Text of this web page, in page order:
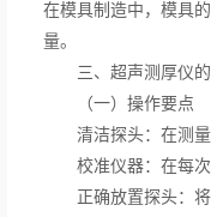
在模具制造中，模具
量。
三、超声测厚仪的
（一）操作要点
清洁探头：在测量
校准仪器：在每次
正确放置探头：将